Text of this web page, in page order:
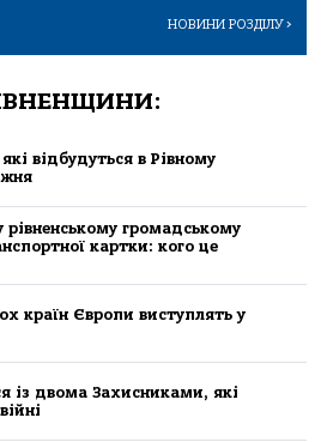
НОВИНИ РОЗДІЛУ>
відбудуться в Рівному
рівненському громадському
картки: кого це
країн Європи виступлять у
із двома Захисниками, які